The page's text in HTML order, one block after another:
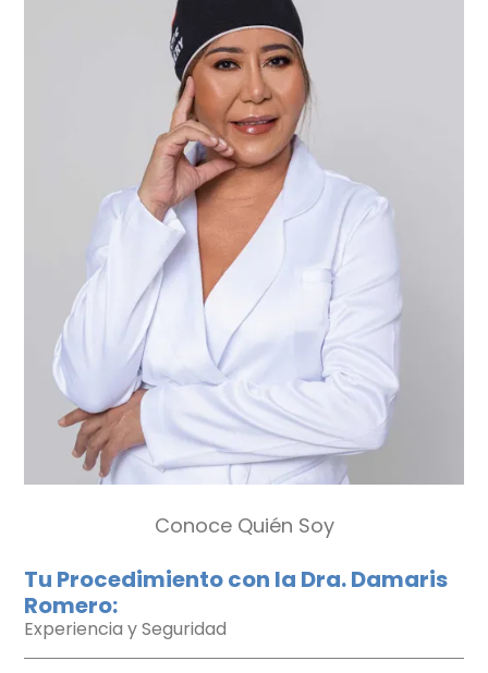
Conoce Quién Soy
Tu Procedimiento con la Dra. Damaris
Romero:
Experiencia y Seguridad